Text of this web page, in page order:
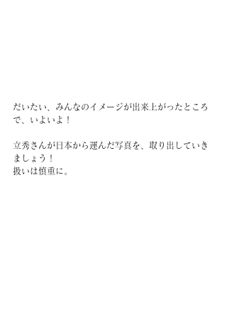
だいたい、みんなのイメージが出来上がったところ
で、いよいよ！
立秀さんが日本から運んだ写真を、取り出していき
ましょう！
扱いは慎重に。